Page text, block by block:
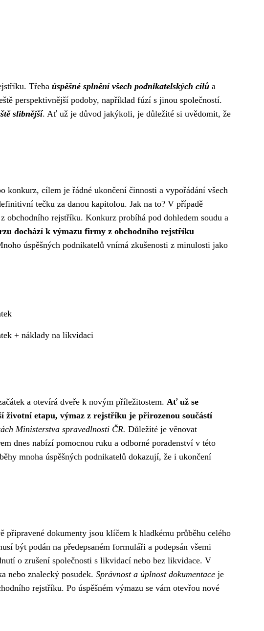
Třeba úspěšné splnění všech podnikatelských cílů a
perspektivnější podoby, například fúzí s jinou společností.
slibnější. Ať už je důvod jakýkoli, je důležité si uvědomit, že
konkurz, cílem je řádné ukončení činnosti a vypořádání všech
tečku za danou kapitolou. Jak na to? V případě
obchodního rejstříku. Konkurz probíhá pod dohledem soudu a
dochází k výmazu firmy z obchodního rejstříku
úspěšných podnikatelů vnímá zkušenosti z minulosti jako
+ náklady na likvidaci
a otevírá dveře k novým příležitostem. Ať už se
životní etapu, výmaz z rejstříku je přirozenou součástí
Ministerstva spravedlnosti ČR. Důležité je věnovat
dnes nabízí pomocnou ruku a odborné poradenství v této
mnoha úspěšných podnikatelů dokazují, že i ukončení
připravené dokumenty jsou klíčem k hladkému průběhu celého
být podán na předepsaném formuláři a podepsán všemi
o zrušení společnosti s likvidací nebo bez likvidace. V
nebo znalecký posudek. Správnost a úplnost dokumentace je
rejstříku. Po úspěšném výmazu se vám otevřou nové